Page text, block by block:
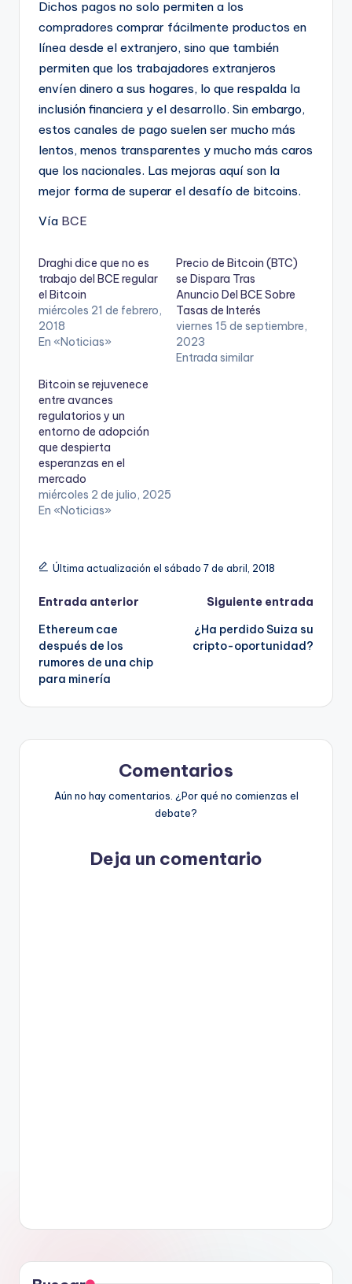
Dichos pagos no solo permiten a los
compradores comprar fácilmente productos en
línea desde el extranjero, sino que también
permiten que los trabajadores extranjeros
envíen dinero a sus hogares, lo que respalda la
inclusión financiera y el desarrollo. Sin embargo,
estos canales de pago suelen ser mucho más
lentos, menos transparentes y mucho más caros
que los nacionales. Las mejoras aquí son la
mejor forma de superar el desafío de bitcoins.
Vía BCE
Draghi dice que no es
trabajo del BCE regular
el Bitcoin
miércoles 21 de febrero,
2018
En «Noticias»
Precio de Bitcoin (BTC)
se Dispara Tras
Anuncio Del BCE Sobre
Tasas de Interés
viernes 15 de septiembre,
2023
Entrada similar
Bitcoin se rejuvenece
entre avances
regulatorios y un
entorno de adopción
que despierta
esperanzas en el
mercado
miércoles 2 de julio, 2025
En «Noticias»
Última actualización el sábado 7 de abril, 2018
Navegación
de
entradas
Entrada anterior
Ethereum cae
después de los
rumores de una chip
para minería
Siguiente entrada
¿Ha perdido Suiza su
cripto-oportunidad?
Comentarios
Aún no hay comentarios. ¿Por qué no comienzas el
debate?
Deja un comentario